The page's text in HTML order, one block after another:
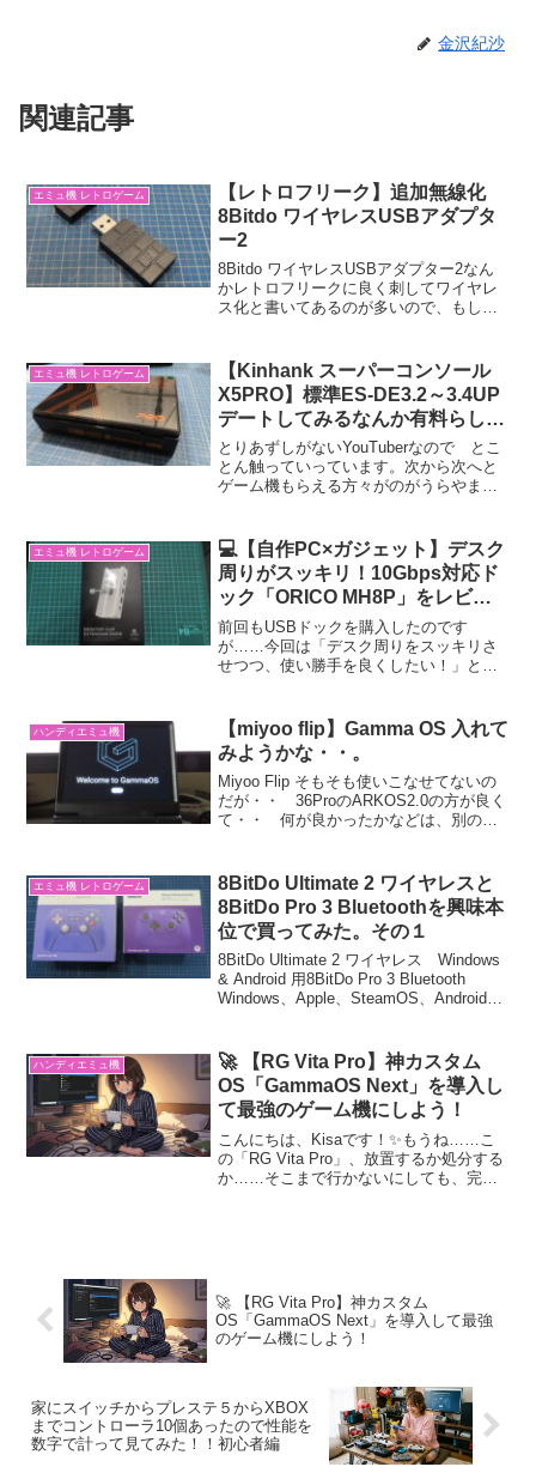
金沢紀沙
関連記事
エミュ機 レトロゲーム
【レトロフリーク】追加無線化
8Bitdo ワイヤレスUSBアダプタ
ー2
8Bitdo ワイヤレスUSBアダプター2なん
かレトロフリークに良く刺してワイヤレ
ス化と書いてあるのが多いので、もしか
に結論から言うと微妙基本的にレトロフ
リーク用に買っ...
エミュ機 レトロゲーム
【Kinhank スーパーコンソール
X5PRO】標準ES-DE3.2～3.4UP
デートしてみるなんか有料らしい
けど無料でした。。
とりあずしがないYouTuberなので とこ
とん触っていっています。次から次へと
ゲーム機もらえる方々がのがうらやまし
です。良かったらYouTube登録お願いし
まーす。登録...
エミュ機 レトロゲーム
💻【自作PC×ガジェット】デスク
周りがスッキリ！10Gbps対応ド
ック「ORICO MH8P」をレビュ
ー
前回もUSBドックを購入したのです
が……今回は「デスク周りをスッキリさ
せつつ、使い勝手を良くしたい！」とい
MH8Pです私のデスクトップPCは、主要
なUSBポートがほと...
ハンディエミュ機
【miyoo flip】Gamma OS 入れて
みようかな・・。
Miyoo Flip そもそも使いこなせてないの
だが・・ 36ProのARKOS2.0の方が良く
て・・ 何が良かったかなどは、別の日
てみようとする日記です。 もちろ...
エミュ機 レトロゲーム
8BitDo Ultimate 2 ワイヤレスと
8BitDo Pro 3 Bluetoothを興味本
位で買ってみた。その１
8BitDo Ultimate 2 ワイヤレス Windows
& Android 用8BitDo Pro 3 Bluetooth
Windows、Apple、SteamOS、Android用
ハンディエミュ機
🚀 【RG Vita Pro】神カスタム
OS「GammaOS Next」を導入し
て最強のゲーム機にしよう！
こんにちは、Kisaです！✨もうね……こ
の「RG Vita Pro」、放置するか処分する
か……そこまで行かないにしても、完全
🚀 【RG Vita Pro】神カスタム
OS「GammaOS Next」を導入して最強
のゲーム機にしよう！
家にスイッチからプレステ５からXBOX
までコントローラ10個あったので性能を
数字で計って見てみた！！初心者編